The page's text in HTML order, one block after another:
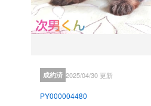
成約済 2025/04/30 更新
PY000004480